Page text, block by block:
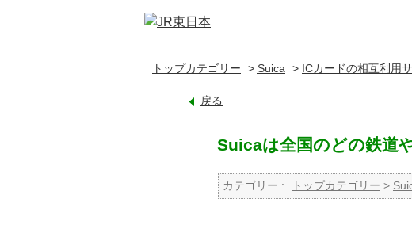
トップカテゴリー > Suica > ICカードの相互利用
戻る
Suicaは全国のどの鉄道
カテゴリー : トップカテゴリー >